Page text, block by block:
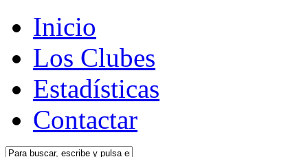
Inicio
Los Clubes
Estadísticas
Contactar